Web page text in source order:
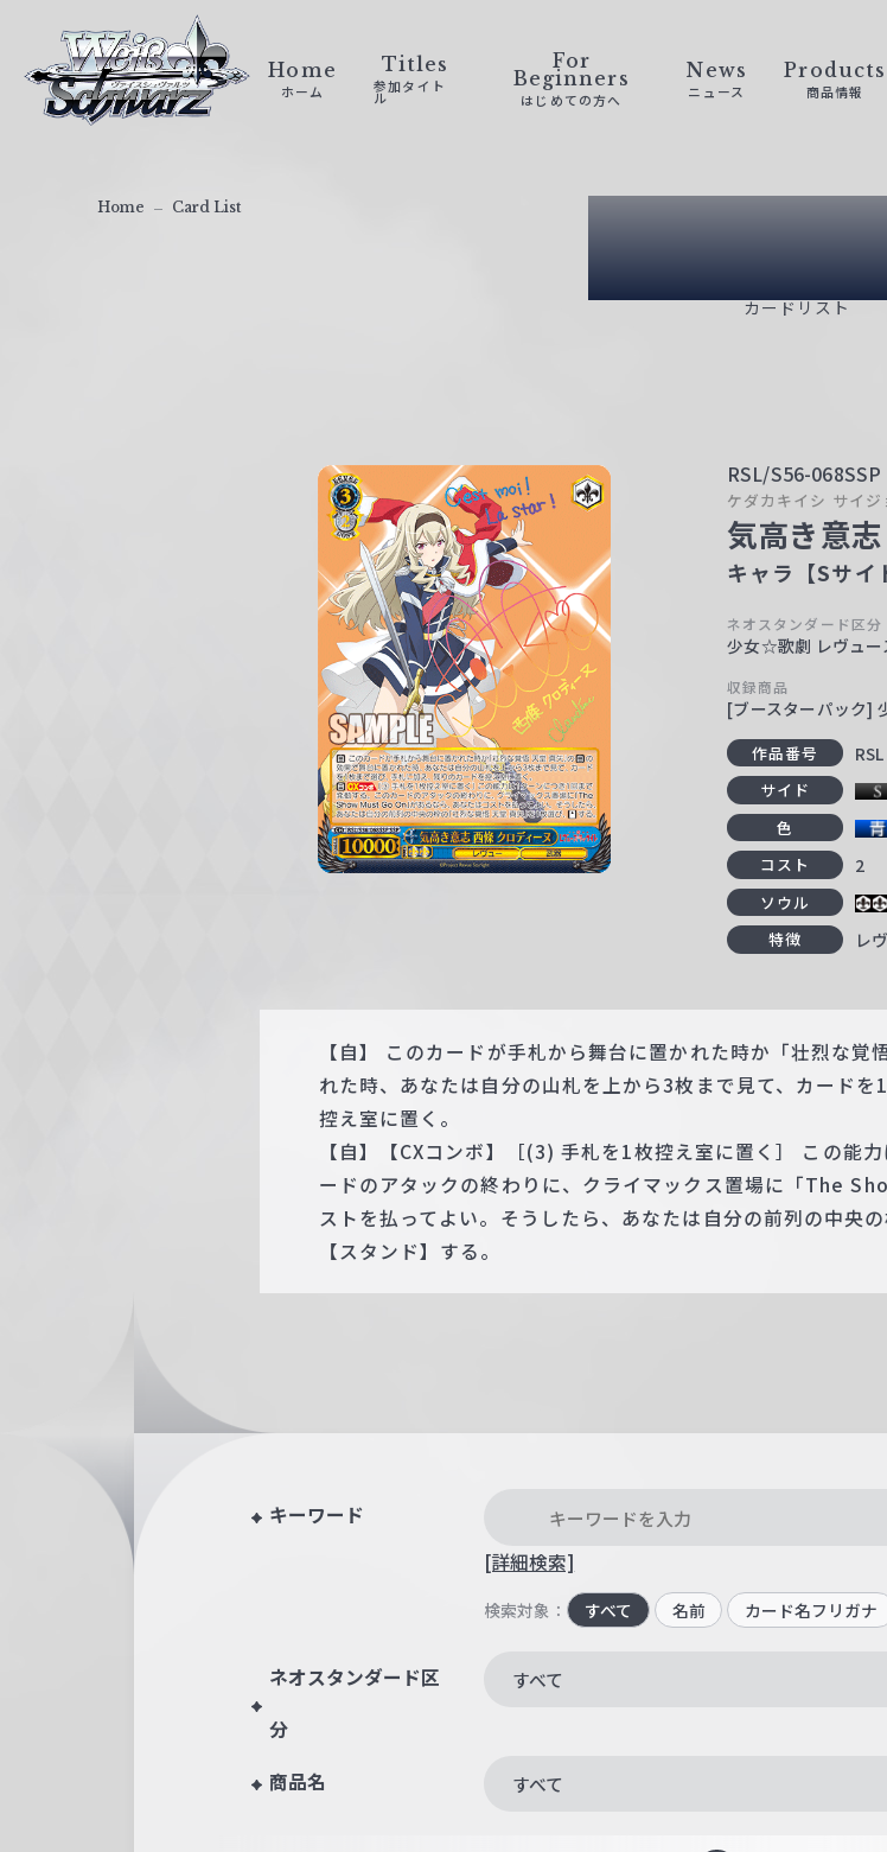
ァ
Home
ホーム
Titles
参加タイト
ル
For
Beginners
はじめての方へ
News
ニュース
Products
商品情報
Card
カードリスト
Home Card List
RSL/S56-068SSP
ケダカキイシ サイ
気高き意
キャラ【Sサイ
ネオスタンダード区分
少女☆歌劇 レヴュー
収録商品
[ブースターパック]
作品番号 RSL
サイド
色
コスト 2
ソウル
特徴
レ
【自】 このカードが手札から舞台に置かれた時か「壮烈な
れた時、あなたは自分の山札を上から3枚まで見て、カード
控え室に置く。
【自】【CXコンボ】［(3) 手札を1枚控え室に置く］ この能
ードのアタックの終わりに、クライマックス置場に「The
ストを払ってよい。そうしたら、あなたは自分の前列の中央
【スタンド】する。
キーワード
[詳細検索]
検索対象： すべて 名前 カード名フリガナ
ネオスタンダード区
分
すべて
商品名 すべて